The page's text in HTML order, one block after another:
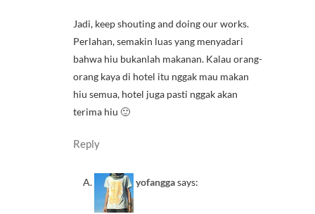
Jadi, keep shouting and doing our works.
Perlahan, semakin luas yang menyadari
bahwa hiu bukanlah makanan. Kalau orang-
orang kaya di hotel itu nggak mau makan
hiu semua, hotel juga pasti nggak akan
terima hiu 🙂
Reply
yofanggasays: